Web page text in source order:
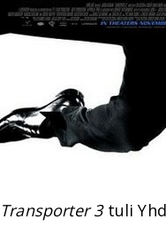
Transporter 3tuli